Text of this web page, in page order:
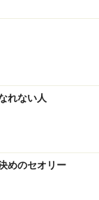
れない人
めのセオリー